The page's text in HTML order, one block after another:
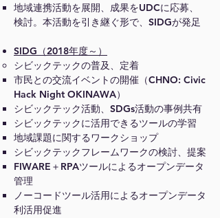
地域連携活動を展開、成果をUDCに応募、
検討。本活動を引き継ぐ形で、SIDGが発足
SIDG（2018年度～）
シビックテックの普及、定着
市民との交流イベントの開催（CHNO: Civic
Hack Night OKINAWA）
シビックテック活動、SDGs活動の事例共有
シビックテックに活用できるツールの学習
地域課題に関するワークショップ
シビックテックフレームワークの検討、提案
FIWARE＋RPAツールによるオープンデータ
管理
ノーコードツール活用によるオープンデータ
利活用促進